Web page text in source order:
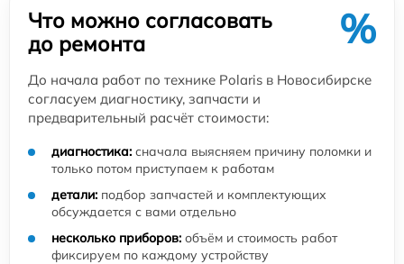
Что можно согласовать
до ремонта
%
До начала работ по технике Polaris в Новосибирске
согласуем диагностику, запчасти и
предварительный расчёт стоимости:
диагностика: сначала выясняем причину поломки и
только потом приступаем к работам
детали: подбор запчастей и комплектующих
обсуждается с вами отдельно
несколько приборов: объём и стоимость работ
фиксируем по каждому устройству